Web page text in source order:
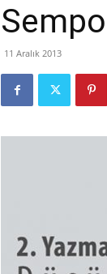
11 Aralık 2013